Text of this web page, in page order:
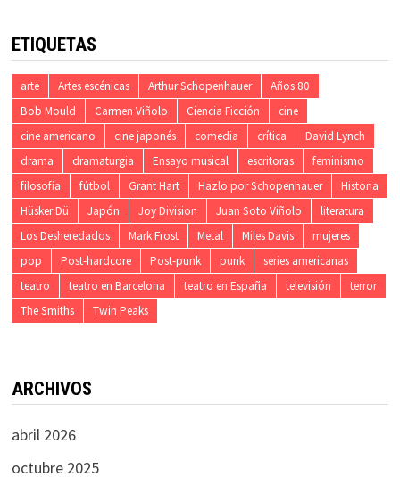
ETIQUETAS
arte Artes escénicas Arthur Schopenhauer
Años 80
Bob Mould
Carmen Viñolo Ciencia Ficción
cine
cine americano
cine japonés comedia crítica
David Lynch
drama
dramaturgia Ensayo musical escritoras
feminismo
filosofía
fútbol Grant Hart Hazlo por Schopenhauer
Historia
Hüsker Dü
Japón Joy Division Juan Soto Viñolo
literatura
Los Desheredados
Mark Frost Metal Miles Davis
mujeres
pop
Post-hardcore Post-punk punk
series americanas
teatro
teatro en Barcelona teatro en España televisión
terror
The Smiths
Twin Peaks
ARCHIVOS
abril 2026
octubre 2025